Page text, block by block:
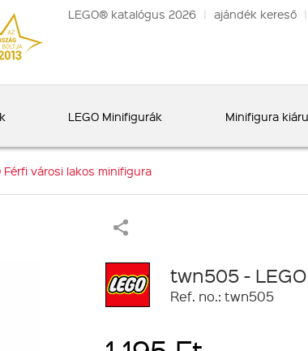
LEGO® katalógus 2026 | ajándék kereső |
LEGO Minifigurák Minifigura
városi lakos minifigura
twn505 -
Ref. no.: twn505